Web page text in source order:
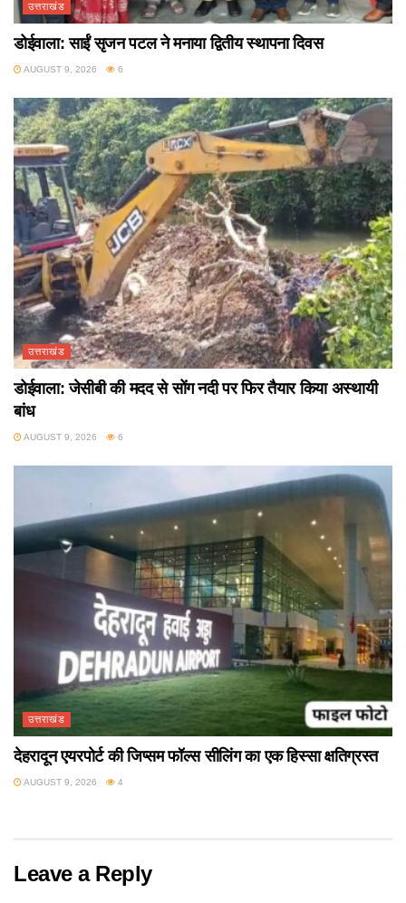
उत्तराखंड
डोईवाला: साईं सृजन पटल ने मनाया द्वितीय स्थापना दिवस
AUGUST 9, 2026 6
उत्तराखंड
डोईवाला: जेसीबी की मदद से सोंग नदी पर फिर तैयार किया अस्थायी
बांध
AUGUST 9, 2026 6
उत्तराखंड
देहरादून एयरपोर्ट की जिप्सम फॉल्स सीलिंग का एक हिस्सा क्षतिग्रस्त
AUGUST 9, 2026 4
Leave a Reply